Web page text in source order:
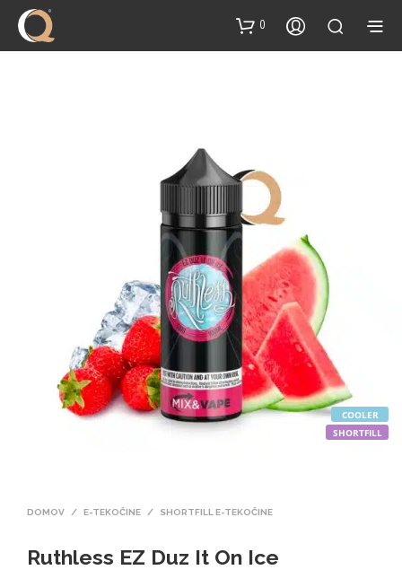
content
0
SHORTFILL
COOLER
DOMOV / E-TEKOČINE / SHORTFILL E-TEKOČINE
Ruthless EZ Duz It On Ice